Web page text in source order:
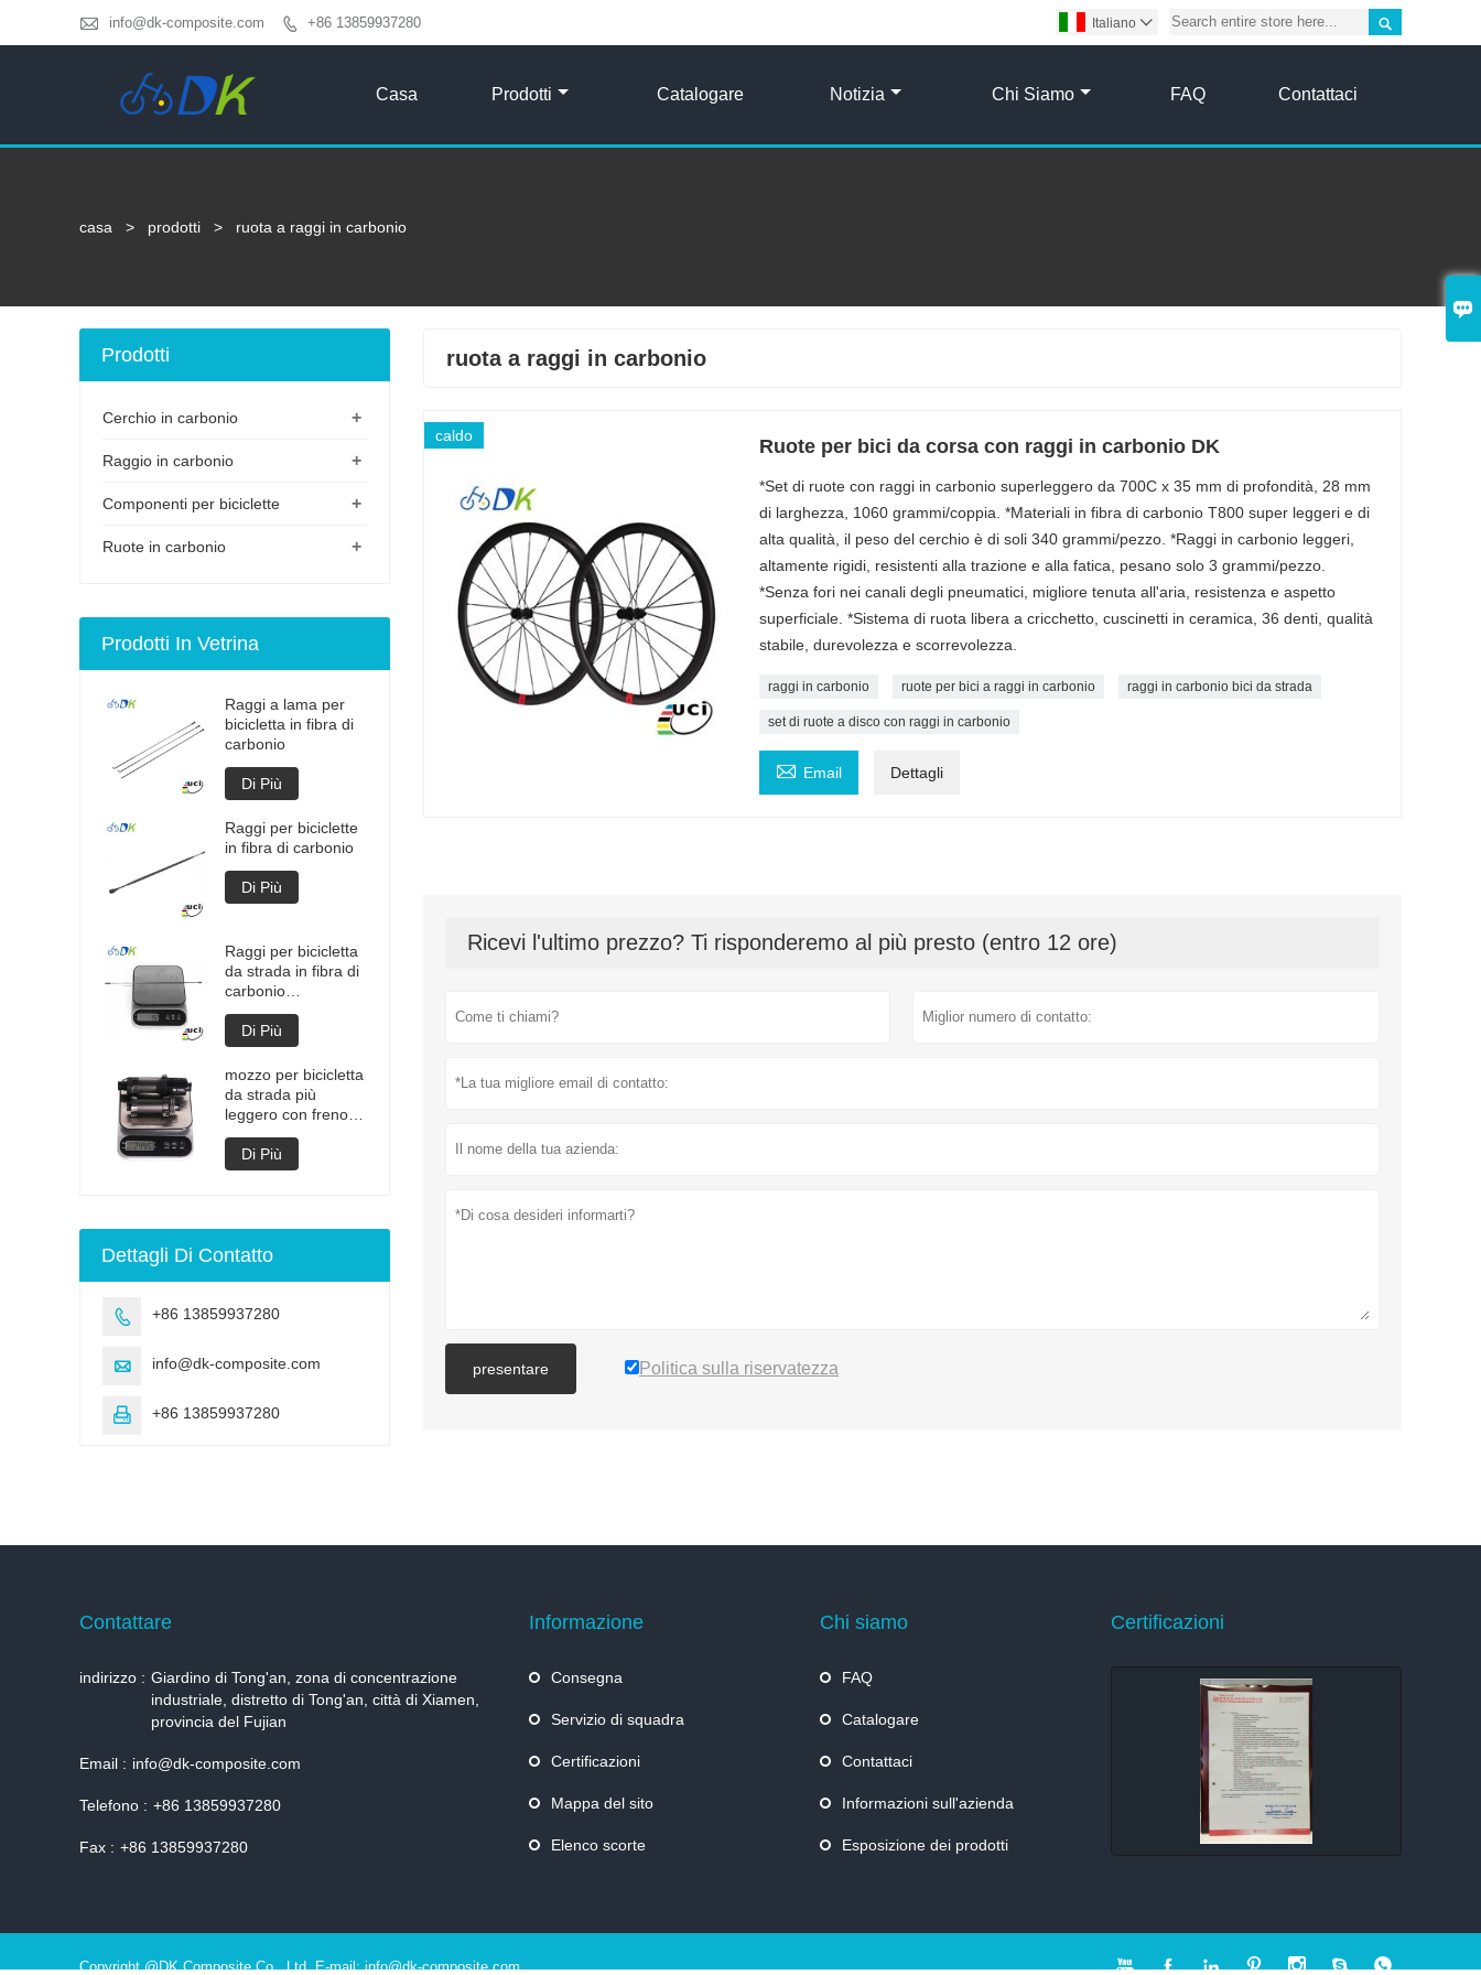

 info@dk-composite.com  +86 13859937280 
Italiano 
Casa Prodotti Catalogare Notizia Chi Siamo FAQ Contattaci
casa > prodotti > ruota a raggi in carbonio
ruota a raggi in carbonio
caldo Ruote per bici da corsa con raggi in carbonio DK
*Set di ruote con raggi in carbonio superleggero da 700C x 35 mm di profondità, 28 mm
di larghezza, 1060 grammi/coppia. *Materiali in fibra di carbonio T800 super leggeri e di
alta qualità, il peso del cerchio è di soli 340 grammi/pezzo. *Raggi in carbonio leggeri,
altamente rigidi, resistenti alla trazione e alla fatica, pesano solo 3 grammi/pezzo.
*Senza fori nei canali degli pneumatici, migliore tenuta all'aria, resistenza e aspetto
superficiale. *Sistema di ruota libera a cricchetto, cuscinetti in ceramica, 36 denti, qualità
stabile, durevolezza e scorrevolezza.
raggi in carbonio ruote per bici a raggi in carbonio raggi in carbonio bici da strada
set di ruote a disco con raggi in carbonio
 Email Dettagli
Ricevi l'ultimo prezzo? Ti risponderemo al più presto (entro 12 ore)
presentare Politica sulla riservatezza
Prodotti
+
Cerchio in carbonio
+
Raggio in carbonio
+
Componenti per biciclette
+
Ruote in carbonio
Prodotti In Vetrina
Raggi a lama per
bicicletta in fibra di
carbonio
Di Più
Raggi per biciclette
in fibra di carbonio
Di Più
Raggi per bicicletta
da strada in fibra di
carbonio
superleggeri da 2
grammi
Di Più
mozzo per bicicletta
da strada più
leggero con freno a
disco
Di Più
Dettagli Di Contatto
 +86 13859937280
 info@dk-composite.com
 +86 13859937280
Contattare
indirizzo : Giardino di Tong'an, zona di concentrazione
industriale, distretto di Tong'an, città di Xiamen,
provincia del Fujian
Email : info@dk-composite.com
Telefono : +86 13859937280
Fax : +86 13859937280
Informazione
Consegna
Servizio di squadra
Certificazioni
Mappa del sito
Elenco scorte
Chi siamo
FAQ
Catalogare
Contattaci
Informazioni sull'azienda
Esposizione dei prodotti
Certificazioni
      
Copyright @DK Composite Co., Ltd. E-mail: info@dk-composite.com